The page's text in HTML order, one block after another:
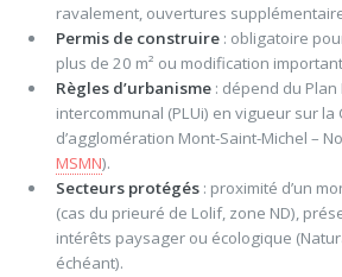
ravalement, ouvertures
Permis de construire: obligatoire
plus de 20 m² ou modification
Règles d’urbanisme: dépend du Plan
intercommunal (PLUi) en vigueur sur la
d’agglomération Mont-Saint-Michel –
MSMN).
Secteurs protégés: proximité d’un
(cas du prieuré de Lolif, zone ND),
intérêts paysager ou écologique
échéant).